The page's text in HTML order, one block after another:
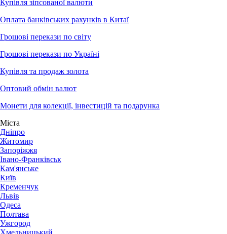
Купівля зіпсованої валюти
Оплата банківських рахунків в Китаї
Грошові перекази по світу
Грошові перекази по Україні
Купівля та продаж золота
Оптовий обмін валют
Монети для колекції, інвестицій та подарунка
Міста
Дніпро
Житомир
Запоріжжя
Івано-Франківськ
Кам'янське
Київ
Кременчук
Львів
Одеса
Полтава
Ужгород
Хмельницький